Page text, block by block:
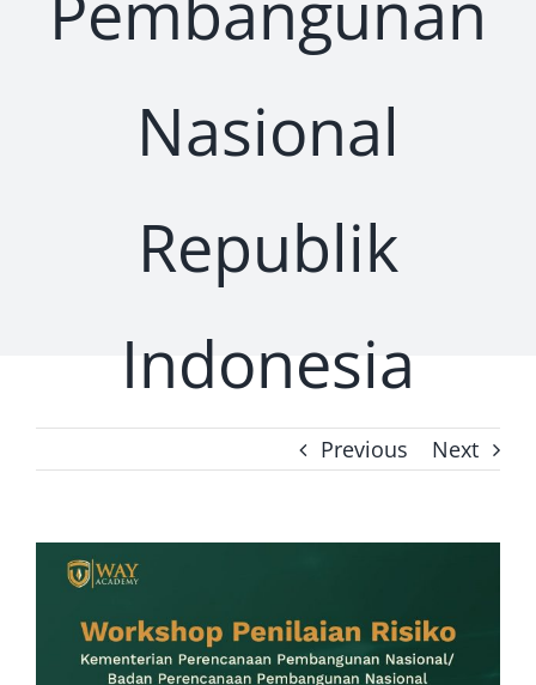
Prosiding
Kontak KamiNasional
Republik
Indonesia
Previous Next
View
Larger
Image